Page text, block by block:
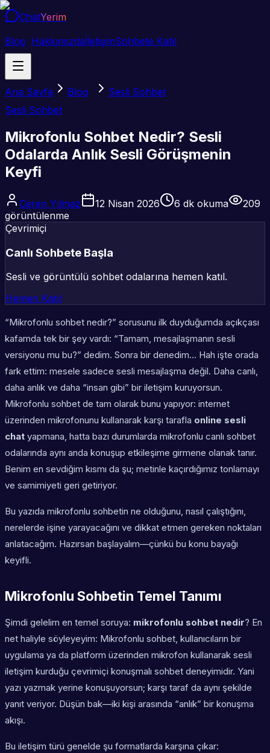
ChatYerim
Blog HakkımızdaİletişimSohbete Katıl
Ana Sayfa Blog
Sesli Sohbet
Sesli Sohbet
Mikrofonlu Sohbet Nedir? Sesli
Odalarda Anlık Sesli Görüşmenin
Keyfi
Ceren Yılmaz 12 Nisan 2026 6 dk okuma
209
görüntülenme
Çevrimiçi
Canlı Sohbete Başla
Sesli ve görüntülü sohbet odalarına hemen katıl.
Hemen Katıl
“Mikrofonlu sohbet nedir?” sorusunu ilk duyduğumda açıkçası
kafamda tek bir şey vardı: “Tamam, mesajlaşmanın sesli
versiyonu mu bu?” dedim. Sonra bir denedim… Hah işte orada
fark ettim: mesele sadece sesli mesajlaşma değil. Daha canlı,
daha anlık ve daha “insan gibi” bir iletişim kuruyorsun.
Mikrofonlu sohbet de tam olarak bunu yapıyor: internet
üzerinden mikrofonunu kullanarak karşı tarafla online sesli
chat yapmana, hatta bazı durumlarda mikrofonlu canlı sohbet
odalarında aynı anda konuşup etkileşime girmene olanak tanır.
Benim en sevdiğim kısmı da şu; metinle kaçırdığımız tonlamayı
ve samimiyeti geri getiriyor.
Bu yazıda mikrofonlu sohbetin ne olduğunu, nasıl çalıştığını,
nerelerde işine yarayacağını ve dikkat etmen gereken noktaları
anlatacağım. Hazırsan başlayalım—çünkü bu konu bayağı
keyifli.
Mikrofonlu Sohbetin Temel Tanımı
Şimdi gelelim en temel soruya: mikrofonlu sohbet nedir? En
net haliyle söyleyeyim: Mikrofonlu sohbet, kullanıcıların bir
uygulama ya da platform üzerinden mikrofon kullanarak sesli
iletişim kurduğu çevrimiçi konuşmalı sohbet deneyimidir. Yani
yazı yazmak yerine konuşuyorsun; karşı taraf da aynı şekilde
yanıt veriyor. Düşün bak—iki kişi arasında “anlık” bir konuşma
akışı.
Bu iletişim türü genelde şu formatlarda karşına çıkar: